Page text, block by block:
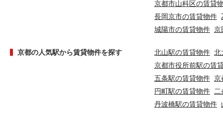
京都市山科区の賃貸
長岡京市の賃貸物件
城陽市の賃貸物件 京
京都の人気駅から賃貸物件を探す 北山駅の賃貸物件 北
京都市役所前駅の賃
五条駅の賃貸物件 京
円町駅の賃貸物件 二
丹波橋駅の賃貸物件